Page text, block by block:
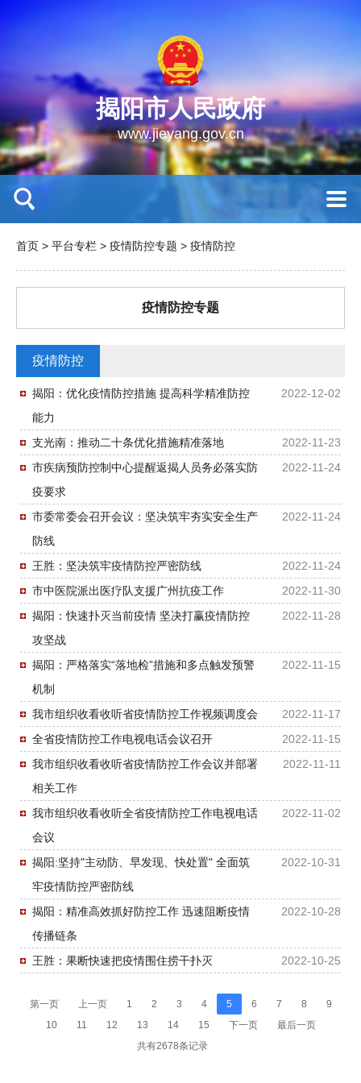
揭阳市人民政府
www.jieyang.gov.cn
首页 > 平台专栏 > 疫情防控专题 > 疫情防控
疫情防控专题
疫情防控
2022-12-02
揭阳：优化疫情防控措施 提高科学精准防控
能力
2022-11-23
支光南：推动二十条优化措施精准落地
2022-11-24
市疾病预防控制中心提醒返揭人员务必落实防
疫要求
2022-11-24
市委常委会召开会议：坚决筑牢夯实安全生产
防线
2022-11-24
王胜：坚决筑牢疫情防控严密防线
2022-11-30
市中医院派出医疗队支援广州抗疫工作
2022-11-28
揭阳：快速扑灭当前疫情 坚决打赢疫情防控
攻坚战
2022-11-15
揭阳：严格落实“落地检”措施和多点触发预警
机制
2022-11-17
我市组织收看收听省疫情防控工作视频调度会
2022-11-15
全省疫情防控工作电视电话会议召开
2022-11-11
我市组织收看收听省疫情防控工作会议并部署
相关工作
2022-11-02
我市组织收看收听全省疫情防控工作电视电话
会议
2022-10-31
揭阳:坚持"主动防、早发现、快处置" 全面筑
牢疫情防控严密防线
2022-10-28
揭阳：精准高效抓好防控工作 迅速阻断疫情
传播链条
2022-10-25
王胜：果断快速把疫情围住捞干扑灭
第一页 上一页 1 2 3 4 5 6 7 8
9
10
11 12 13 14 15 下一页
最后一页
共有2678条记录